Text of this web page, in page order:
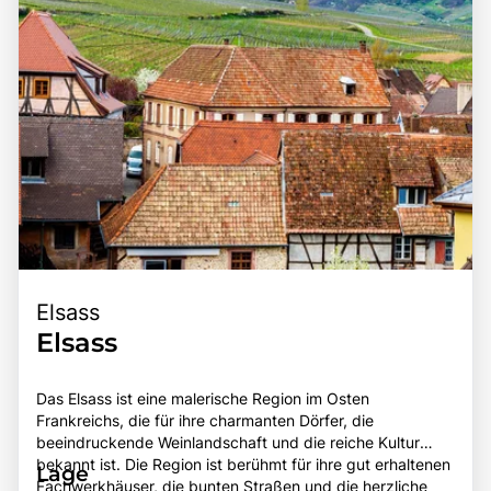
unverzichtbaren Ziel für Reisende.
Elsass
Elsass
Das Elsass ist eine malerische Region im Osten
Frankreichs, die für ihre charmanten Dörfer, die
beeindruckende Weinlandschaft und die reiche Kultur
bekannt ist. Die Region ist berühmt für ihre gut erhaltenen
Fachwerkhäuser, die bunten Straßen und die herzliche
Lage